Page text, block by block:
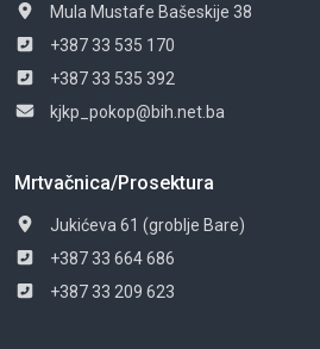
Mula Mustafe Bašeskije 38
+387 33 535 170
+387 33 535 392
kjkp_pokop@bih.net.ba
Mrtvačnica/Prosektura
Jukićeva 61 (groblje Bare)
+387 33 664 686
+387 33 209 623